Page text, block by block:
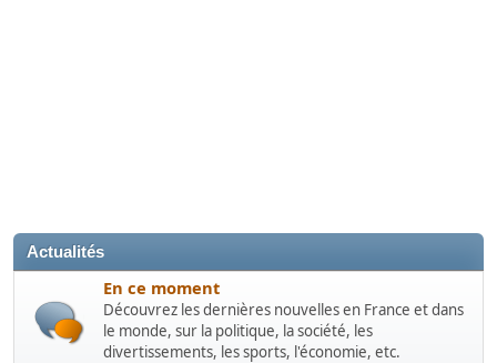
Actualités
En ce moment
Découvrez les dernières nouvelles en France et dans
le monde, sur la politique, la société, les
divertissements, les sports, l'économie, etc.